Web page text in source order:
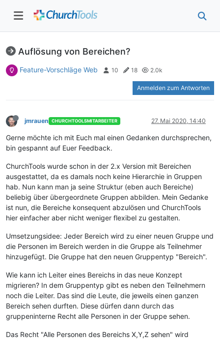
Auflösung von Bereichen?
Feature-Vorschläge Web 10 18 2.0k
Anmelden zum Antworten
jmrauen CHURCHTOOLSMITARBEITER 27. Mai 2020, 14:40
Gerne möchte ich mit Euch mal einen Gedanken durchsprechen,
bin gespannt auf Euer Feedback.
ChurchTools wurde schon in der 2.x Version mit Bereichen
ausgestattet, da es damals noch keine Hierarchie in Gruppen
hab. Nun kann man ja seine Struktur (eben auch Bereiche)
beliebig über übergeordnete Gruppen abbilden. Mein Gedanke
ist nun, die Bereiche konsequent abzulösen und ChurchTools
hier einfacher aber nicht weniger flexibel zu gestalten.
Umsetzungsidee: Jeder Bereich wird zu einer neuen Gruppe und
die Personen im Bereich werden in die Gruppe als Teilnehmer
hinzugefügt. Die Gruppe hat den neuen Gruppentyp "Bereich".
Wie kann ich Leiter eines Bereichs in das neue Konzept
migrieren? In dem Gruppentyp gibt es neben den Teilnehmern
noch die Leiter. Das sind die Leute, die jeweils einen ganzen
Bereich sehen durften. Diese dürfen dann durch das
gruppeninterne Recht alle Personen in der Gruppe sehen.
Das Recht "Alle Personen des Bereichs X,Y,Z sehen" wird